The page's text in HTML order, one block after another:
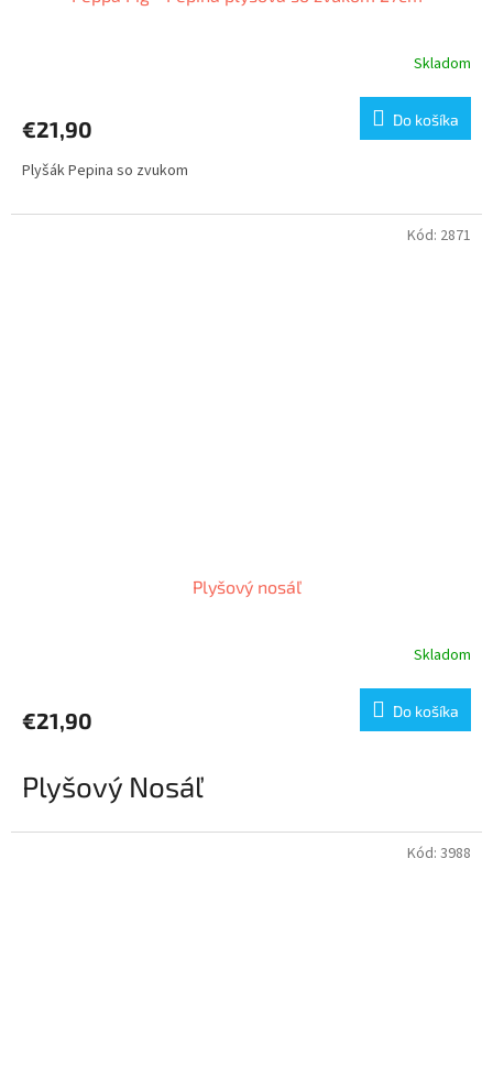
Skladom
€21,90 Do košíka
Plyšák Pepina so zvukom
Plyšový nosáľ
Skladom
€21,90 Do košíka
Plyšový Nosáľ
Kód: 2871
Kód: 3988